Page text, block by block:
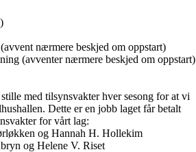
nærmere beskjed om oppstart)
(avventer nærmere beskjed om oppstart)
med tilsynsvakter hver sesong for at vi
Dette er en jobb laget får betalt
for vårt lag:
og Hannah H. Hollekim
og Helene V. Riset